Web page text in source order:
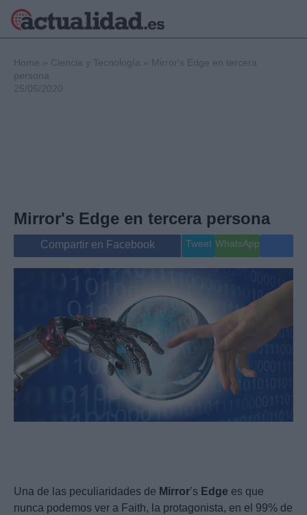
Internacional
Viajes
Gente
Musica
Home » Ciencia y Tecnología » Mirror's Edge en tercera
persona
25/05/2020
Mirror's Edge en tercera persona
Compartir en Facebook Tweet WhatsApp
Una de las peculiaridades de Mirror’s Edge es que
nunca podemos ver a Faith, la protagonista, en el 99% de